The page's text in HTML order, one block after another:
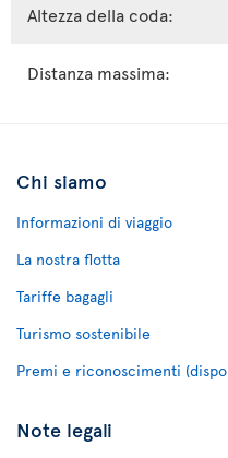
Altezza della coda:
Distanza massima:
Chi siamo
Informazioni di viaggio
La nostra flotta
Tariffe bagagli
Turismo sostenibile
Premi e riconoscimenti
Note legali